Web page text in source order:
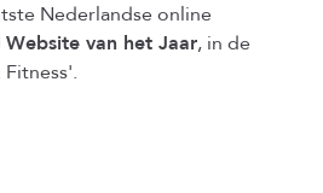
Nederlandse online
Website van het Jaar, in de